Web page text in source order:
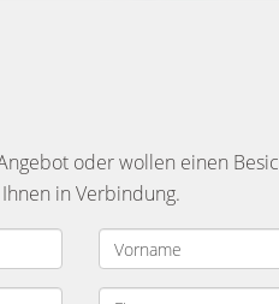
oder wollen einen
in Verbindung.